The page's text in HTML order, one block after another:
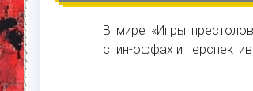
В мире «Игры
спин-оффах и